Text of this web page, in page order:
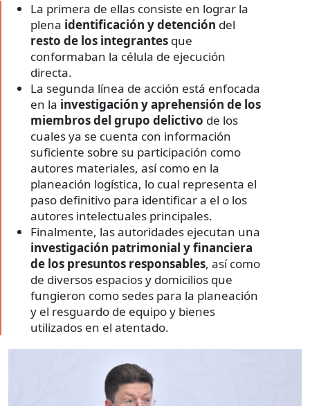
La primera de ellas consiste en lograr la
plena identificación y detención del
resto de los integrantes que
conformaban la célula de ejecución
directa.
La segunda línea de acción está enfocada
en la investigación y aprehensión de los
miembros del grupo delictivo de los
cuales ya se cuenta con información
suficiente sobre su participación como
autores materiales, así como en la
planeación logística, lo cual representa el
paso definitivo para identificar a el o los
autores intelectuales principales.
Finalmente, las autoridades ejecutan una
investigación patrimonial y financiera
de los presuntos responsables, así como
de diversos espacios y domicilios que
fungieron como sedes para la planeación
y el resguardo de equipo y bienes
utilizados en el atentado.